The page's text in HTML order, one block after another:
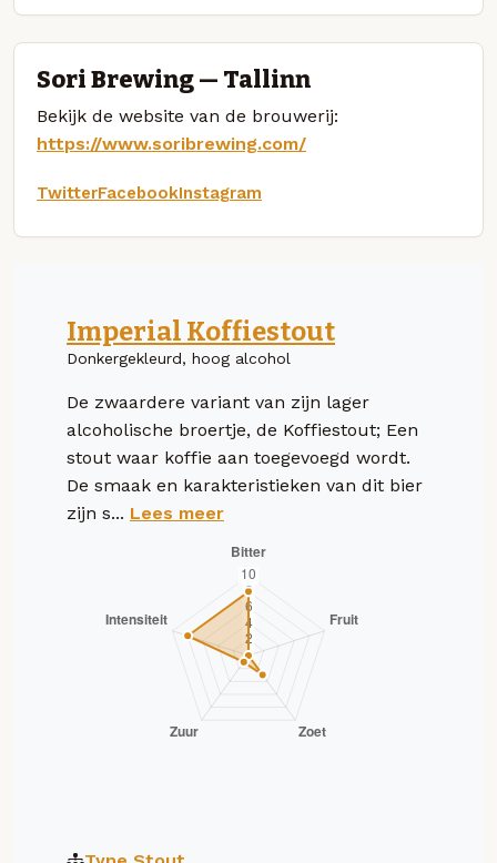
Sori Brewing — Tallinn
Bekijk de website van de brouwerij:
https://www.soribrewing.com/
TwitterFacebookInstagram
Imperial Koffiestout
Donkergekleurd, hoog alcohol
De zwaardere variant van zijn lager
alcoholische broertje, de Koffiestout; Een
stout waar koffie aan toegevoegd wordt.
De smaak en karakteristieken van dit bier
zijn s... Lees meer